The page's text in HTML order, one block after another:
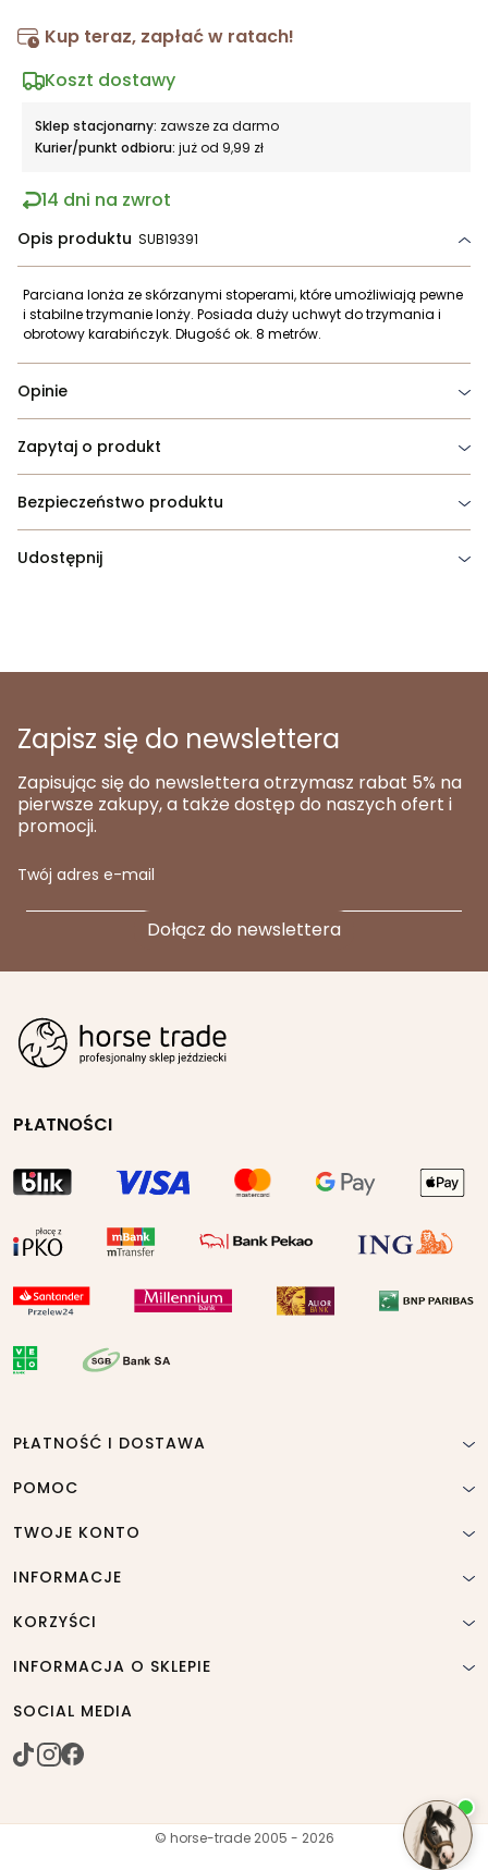
Kup teraz, zapłać w ratach!
Koszt dostawy
Sklep stacjonarny: zawsze za darmo
Kurier/punkt odbioru: już od 9,99 zł
14 dni na zwrot
Opis produktu SUB19391
Parciana lonża ze skórzanymi stoperami, które umożliwiają pewne
i stabilne trzymanie lonży. Posiada duży uchwyt do trzymania i
obrotowy karabińczyk. Długość ok. 8 metrów.
Opinie
Zapytaj o produkt
Bezpieczeństwo produktu
Udostępnij
Zapisz się do newslettera
Zapisując się do newslettera otrzymasz rabat 5% na
pierwsze zakupy, a także dostęp do naszych ofert i
promocji.
Twój adres e-mail
PŁATNOŚCI
PŁATNOŚĆ I DOSTAWA
POMOC
TWOJE KONTO
INFORMACJE
KORZYŚCI
INFORMACJA O SKLEPIE
SOCIAL MEDIA
© horse-trade 2005 - 2026